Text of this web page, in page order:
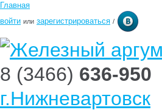
Главная
войти или зарегистрироваться /
8 (3466) 636-950
г.Нижневартовск